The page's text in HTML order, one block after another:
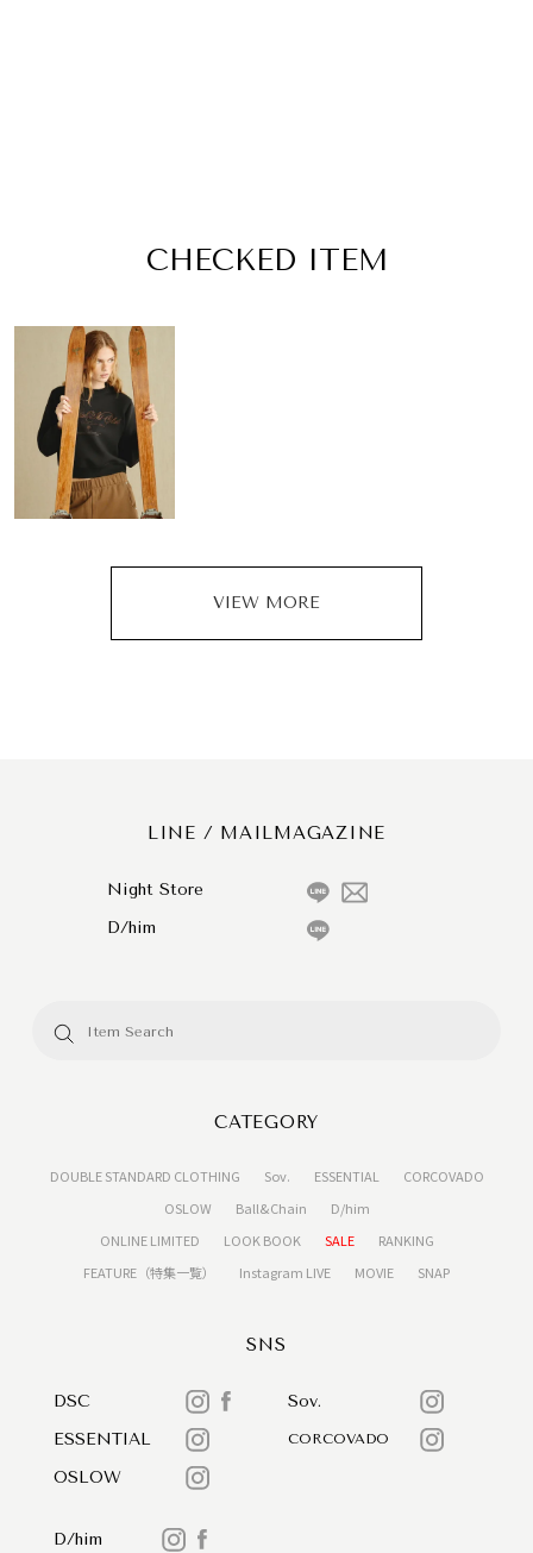
CHECKED ITEM
VIEW MORE
LINE / MAILMAGAZINE
Night Store
D/him
CATEGORY
DOUBLE STANDARD CLOTHING Sov. ESSENTIAL
CORCOVADO
OSLOW
Ball&Chain
D/him
ONLINE LIMITED
LOOK BOOK SALE
RANKING
FEATURE（特集一覧）
Instagram LIVE MOVIE SNAP
SNS
DSC
Sov.
ESSENTIAL
CORCOVADO
OSLOW
D/him